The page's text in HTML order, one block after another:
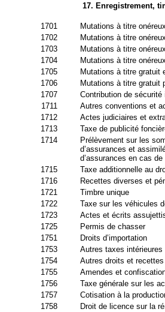
17. Enregistrement,
1701
Mutations à titre
1702
Mutations à titre
1703
Mutations à titre
1704
Mutations à titre
1705
Mutations à titre gratuit
1706
Mutations à titre gratuit
1707
Contribution de sécurité
1711
Autres conventions et
1712
Actes judiciaires et
1713
Taxe de publicité
1714
Prélèvement sur les
d’assurances et
d’assurances en cas de
1715
Taxe additionnelle au
1716
Recettes diverses et
1721
Timbre unique
1722
Taxe sur les véhicules
1723
Actes et écrits
1725
Permis de chasser
1751
Droits d’importation
1753
Autres taxes intérieures
1754
Autres droits et
1755
Amendes et
1756
Taxe générale sur les
1757
Cotisation à la
1758
Droit de licence sur la